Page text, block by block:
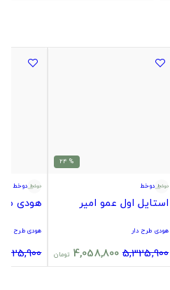
% 24
دوخط
استایل اول عمو امیر
هودی طرح دار
5,325,900
4,058,800 تومان
دوخط
هودی
هودی طرح دار